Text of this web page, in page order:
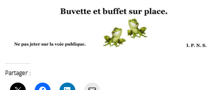
Partager :